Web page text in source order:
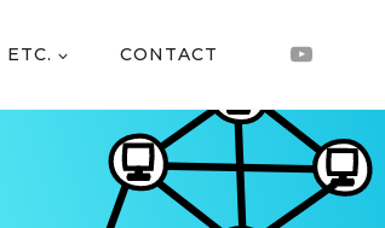
ETC. CONTACT